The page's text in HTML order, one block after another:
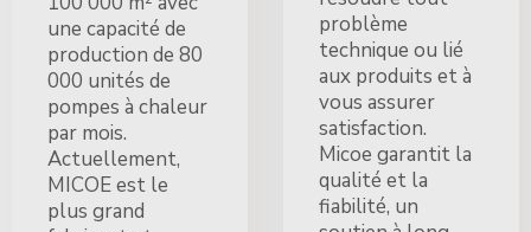
une capacité de
production de 80
000 unités de
pompes à chaleur
par mois.
Actuellement,
MICOE est le
plus grand
problème
technique ou lié
aux produits et à
vous assurer
satisfaction.
Micoe garantit la
qualité et la
fiabilité, un